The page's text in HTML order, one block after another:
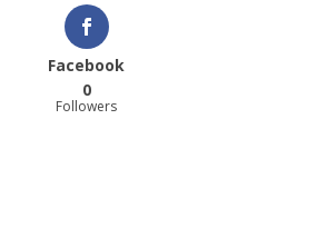
Facebook
0
Followers